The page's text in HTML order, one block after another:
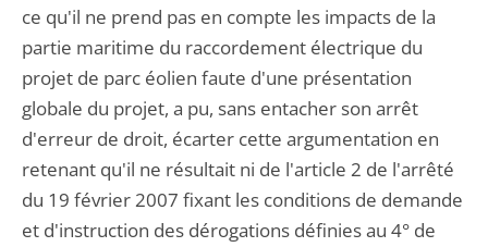
ce qu'il ne prend pas en compte les impacts de la
partie maritime du raccordement électrique du
projet de parc éolien faute d'une présentation
globale du projet, a pu, sans entacher son arrêt
d'erreur de droit, écarter cette argumentation en
retenant qu'il ne résultait ni de l'article 2 de l'arrêté
du 19 février 2007 fixant les conditions de demande
et d'instruction des dérogations définies au 4° de